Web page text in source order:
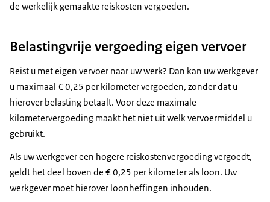
de werkelijk gemaakte reiskosten vergoeden.
Belastingvrije vergoeding eigen vervoer
Reist u met eigen vervoer naar uw werk? Dan kan uw werkgever
u maximaal € 0,25 per kilometer vergoeden, zonder dat u
hierover belasting betaalt. Voor deze maximale
kilometervergoeding maakt het niet uit welk vervoermiddel u
gebruikt.
Als uw werkgever een hogere reiskostenvergoeding vergoedt,
geldt het deel boven de € 0,25 per kilometer als loon. Uw
werkgever moet hierover loonheffingen inhouden.